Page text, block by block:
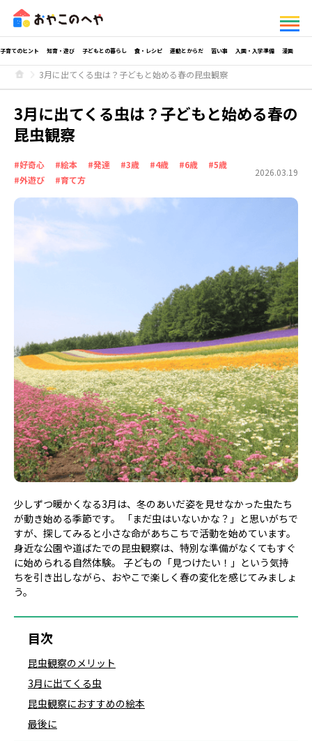
子育てのヒント 知育・遊び 子どもとの暮らし 食・レシピ 運動とからだ 習い事 入園・入学準備 漫画
3月に出てくる虫は？子どもと始める春の昆虫観察
3月に出てくる虫は？子どもと始める春の
昆虫観察
#好奇心 #絵本 #発達 #3歳 #4歳 #6歳
#5歳
#外遊び
#育て方
2026.03.19
少しずつ暖かくなる3月は、冬のあいだ姿を見せなかった虫たち
が動き始める季節です。 「まだ虫はいないかな？」と思いがちで
すが、探してみると小さな命があちこちで活動を始めています。
身近な公園や道ばたでの昆虫観察は、特別な準備がなくてもすぐ
に始められる自然体験。 子どもの「見つけたい！」という気持
ちを引き出しながら、おやこで楽しく春の変化を感じてみましょ
う。
目次
昆虫観察のメリット
3月に出てくる虫
昆虫観察におすすめの絵本
最後に